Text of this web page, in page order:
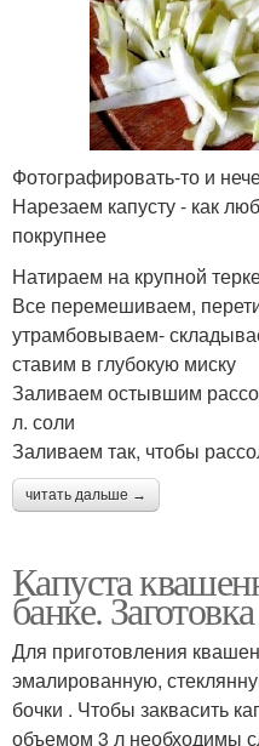
Фотографировать-то и
Нарезаем капусту - как
покрупнее
Натираем на крупной
Все перемешиваем,
утрамбовываем-
ставим в глубокую миску
Заливаем остывшим
л. соли
Заливаем так, чтобы
читать дальше →
Капуста
банке.
Для приготовления
эмалированную,
бочки . Чтобы заквасить
объемом 3 л необходимы